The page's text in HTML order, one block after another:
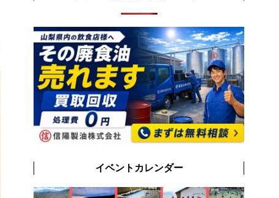
イベントカレンダー